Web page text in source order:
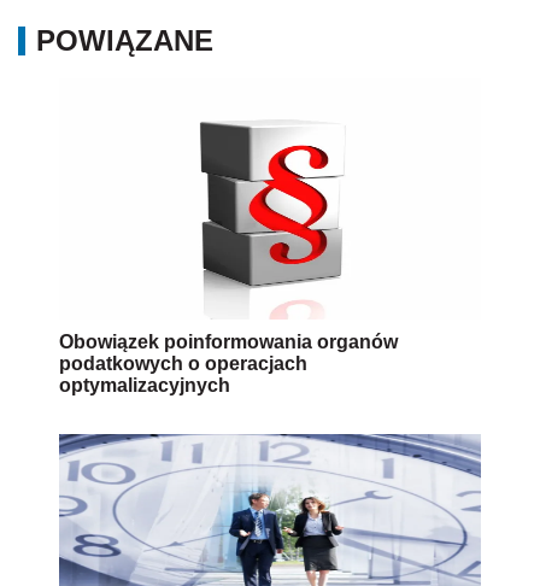
POWIĄZANE
Obowiązek poinformowania organów
podatkowych o operacjach
optymalizacyjnych